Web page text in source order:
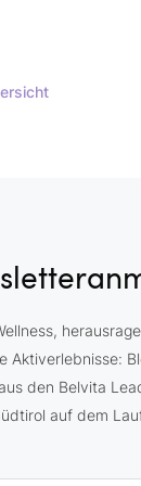
Aktiverlebnisse:
den Belvita
auf dem